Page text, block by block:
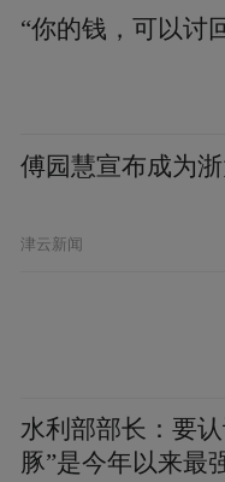
“你的钱，可以讨
傅园慧宣布成为
津云新闻
水利部部长：要
豚”是今年以来最